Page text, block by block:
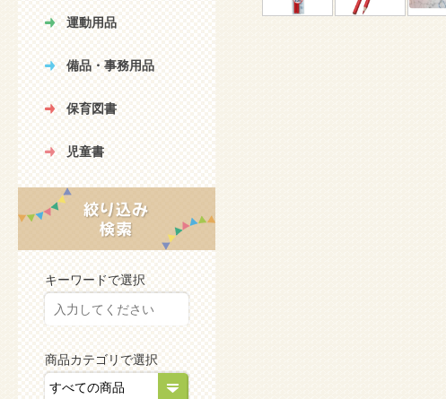
運動用品
備品・事務用品
保育図書
児童書
キーワードで選択
商品カテゴリで選択